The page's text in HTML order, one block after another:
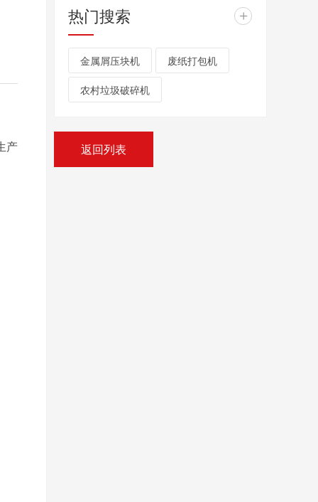
产
热门搜索 +
金属屑压块机 废纸打包机
农村垃圾破碎机
返回列表